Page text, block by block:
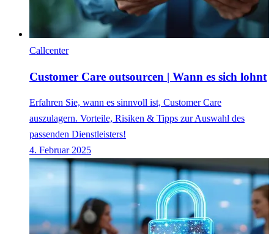
Callcenter
Customer Care outsourcen | Wann es sich lohnt
Erfahren Sie, wann es sinnvoll ist, Customer Care
auszulagern. Vorteile, Risiken & Tipps zur Auswahl des
passenden Dienstleisters!
4. Februar 2025